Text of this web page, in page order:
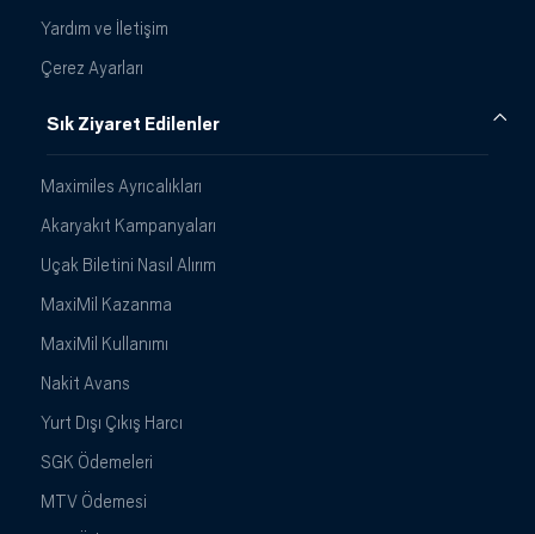
Yardım ve İletişim
Çerez Ayarları
Sık Ziyaret Edilenler
Maximiles Ayrıcalıkları
Akaryakıt Kampanyaları
Uçak Biletini Nasıl Alırım
MaxiMil Kazanma
MaxiMil Kullanımı
Nakit Avans
Yurt Dışı Çıkış Harcı
SGK Ödemeleri
MTV Ödemesi